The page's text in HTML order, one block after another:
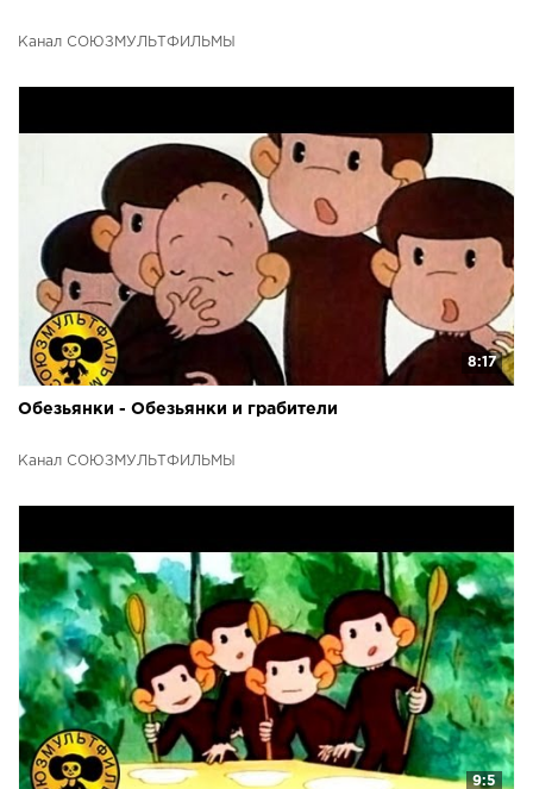
Канал СОЮЗМУЛЬТФИЛЬМЫ
8:17
Обезьянки - Обезьянки и грабители
Канал СОЮЗМУЛЬТФИЛЬМЫ
9:5